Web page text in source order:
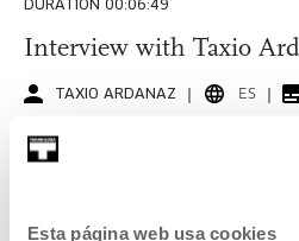
Esta página web usa cookies
DURATION 00:06:49
Interview with Taxio
TAXIO ARDANAZ ES
SEE
SEE ALL CONTENT